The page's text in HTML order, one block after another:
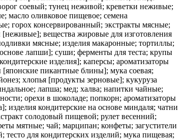
соевый; тунец неживой; креветки неживые;
масло оливковое пищевое; семена
горох консервированный; экстракты мясные;
вещества жировые для изготовления
мясные; изделия макаронные; тортиллы;
лапши]; суши; ферменты для теста; крупы
изделия]; каперсы; ароматизаторы
[японские пикантные блины]; мука соевая;
хлопья [продукты зерновые]; кукуруза
лапша; мед; халва; напитки чайные;
орехи в шоколаде; попкорн; ароматизаторы
изделия кондитерские на основе миндаля; чатни
солодовый пищевой; рулет весенний;
мятные; чай; марципан; конфеты; загустители
тесто для кондитерских изделий; мука пищевая;